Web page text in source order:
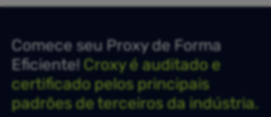
Comece seu Proxy de Forma
Eficiente!Croxy é auditado e
certificado pelos principais
padrões de terceiros da indústria.